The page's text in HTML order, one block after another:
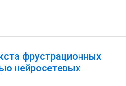
фрустрационных
нейросетевых